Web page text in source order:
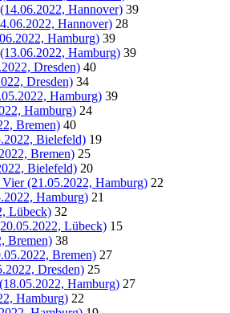
Hannover) 39
Hannover) 28
Hamburg) 39
Hamburg) 39
Dresden) 40
Dresden) 34
Hamburg) 39
Hamburg) 24
Bremen) 40
Bielefeld) 19
Bremen) 25
Bielefeld) 20
Vier (21.05.2022, Hamburg) 22
Hamburg) 21
Lübeck) 32
Lübeck) 15
Bremen) 38
Bremen) 27
Dresden) 25
Hamburg) 27
Hamburg) 22